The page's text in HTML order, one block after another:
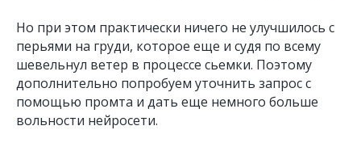
Но при этом практически ничего не улучшилось с
перьями на груди, которое еще и судя по всему
шевельнул ветер в процессе сьемки. Поэтому
дополнительно попробуем уточнить запрос с
помощью промта и дать еще немного больше
вольности нейросети.